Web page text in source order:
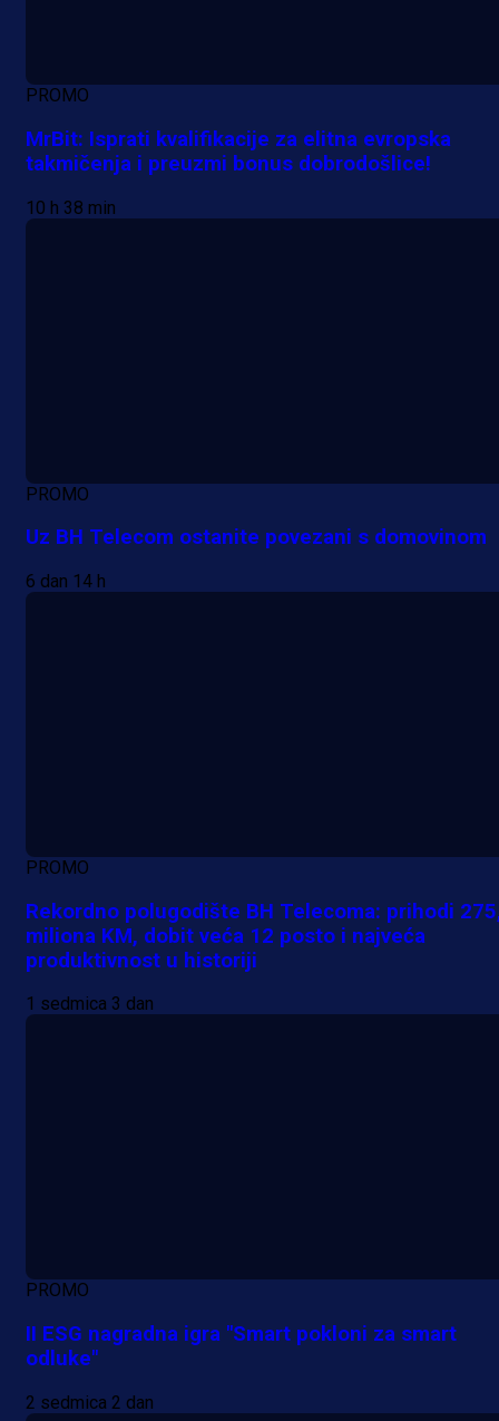
PROMO
MrBit: Isprati kvalifikacije za elitna evropska
takmičenja i preuzmi bonus dobrodošlice!
10 h 38 min
PROMO
Uz BH Telecom ostanite povezani s domovinom
6 dan 14 h
PROMO
Rekordno polugodište BH Telecoma: prihodi
miliona KM, dobit veća 12 posto i najveća
produktivnost u historiji
1 sedmica 3 dan
PROMO
II ESG nagradna igra "Smart pokloni za smart
odluke"
2 sedmica 2 dan